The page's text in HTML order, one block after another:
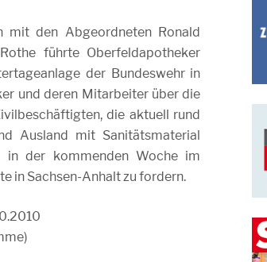
mit den Abgeordneten Ronald
führte Oberfeldapotheker
der Bundeswehr in
und deren Mitarbeiter über die
die aktuell rund
Ausland mit Sanitätsmaterial
in der kommenden Woche im
in Sachsen-Anhalt zu fordern.